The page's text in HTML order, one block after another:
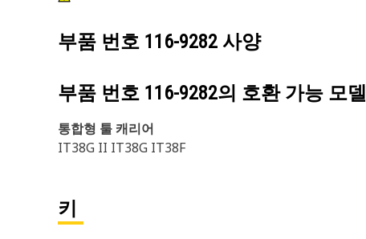
부품 번호 116-9282 사양
부품 번호 116-9282의 호환 가능 모델
통합형 툴 캐리어
IT38G II IT38G IT38F
키